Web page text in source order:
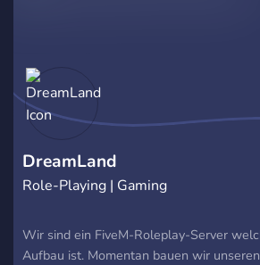
DreamLand
Role-Playing | Gaming
Wir sind ein FiveM-Roleplay-Server
Aufbau ist. Momentan bauen wir